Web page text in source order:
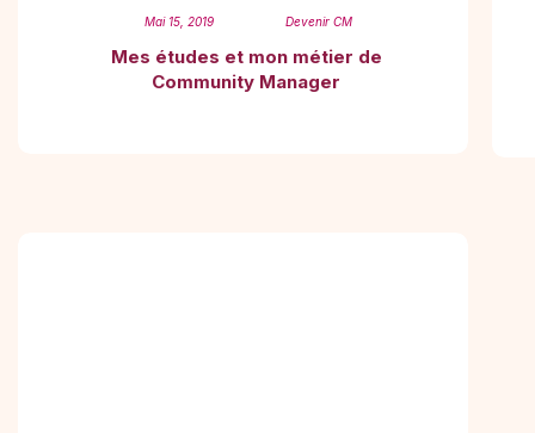
Mes études et mon métier de
Community Manager
Mai 15, 2019 Devenir CM